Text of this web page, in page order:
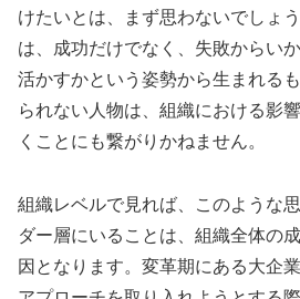
けたいとは、まず思わないでしょ
は、成功だけでなく、失敗からい
活かすかという姿勢から生まれる
られない人物は、組織における影
くことにも繋がりかねません。
組織レベルで見れば、このような
ダー層にいることは、組織全体の
因となります。変革期にある大企